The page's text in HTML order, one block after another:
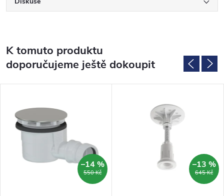
K tomuto produktu
doporučujeme ještě dokoupit
550 Kč
–14 %
645 Kč
–13 %